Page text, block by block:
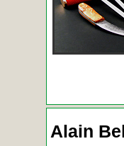
Alain